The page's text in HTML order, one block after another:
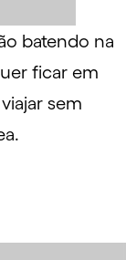
batendo na
ficar em
sem